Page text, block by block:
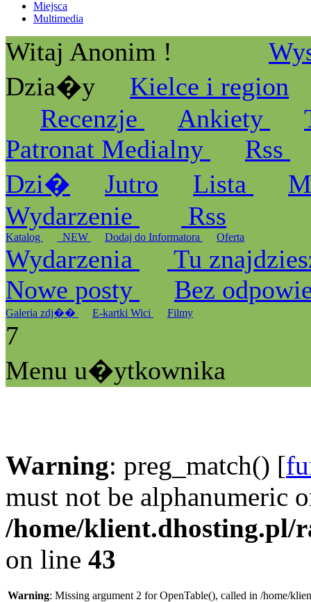
Miejsca
Multimedia
Witaj Anonim !
Dzia�y
Kielce i region
Recenzje
Ankiety
Patronat Medialny
Rss
Dzi�
Jutro Lista
Wydarzenie
Rss
Katalog _NEW Dodaj do Informatora Oferta
Wydarzenia
Tu
Nowe posty
Bez
Galeria zdj�� E-kartki Wici Filmy
7
Menu u�ytkownika
Warning: preg_match() [
must not be alphanumeric
/home/klient.dhosting.pl/
on line 43
Warning: Missing argument 2 for OpenTable(), called in /home/